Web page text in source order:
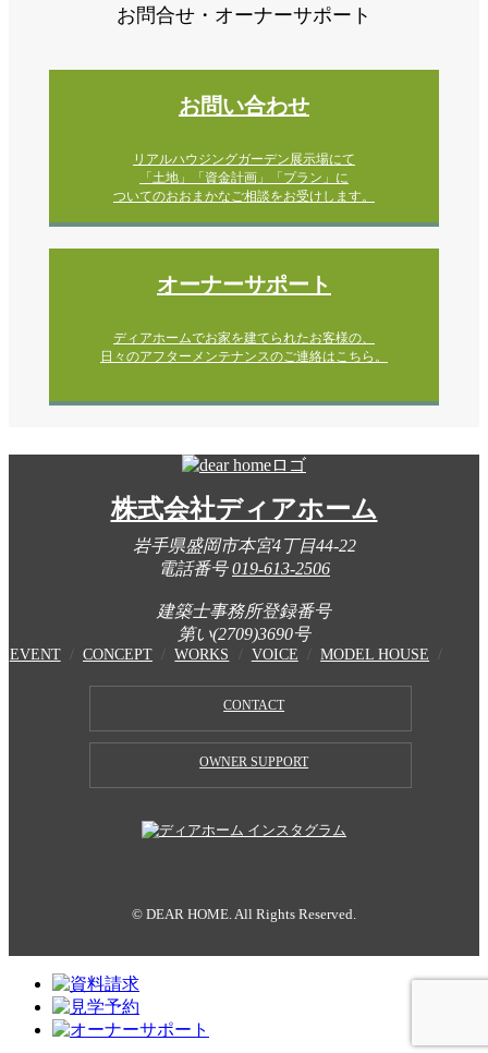
お問合せ・オーナーサポート
お問い合わせ
リアルハウジングガーデン展示場にて
「土地」「資金計画」「プラン」に
ついてのおおまかなご相談をお受けします。
オーナーサポート
ディアホームでお家を建てられたお客様の、
日々のアフターメンテナンスのご連絡はこちら。
株式会社ディアホーム
岩手県盛岡市本宮4丁目44-22
電話番号019-613-2506
建築士事務所登録番号
第い(2709)3690号
EVENT CONCEPT WORKS VOICE MODEL HOUSE
CONTACT
OWNER SUPPORT
© DEAR HOME. All Rights Reserved.